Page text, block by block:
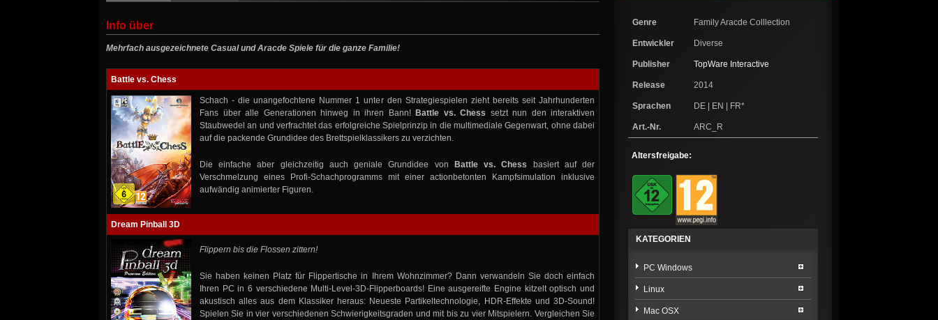
Info über
Mehrfach ausgezeichnete Casual und Aracde Spiele für die ganze Familie!
Battle vs. Chess
Schach - die unangefochtene Nummer 1 unter den Strategiespielen zieht bereits seit Jahrhunderten
Fans über alle Generationen hinweg in ihren Bann! Battle vs. Chess setzt nun den interaktiven
Staubwedel an und verfrachtet das erfolgreiche Spielprinzip in die multimediale Gegenwart, ohne dabei
auf die packende Grundidee des Brettspielklassikers zu verzichten.
Die einfache aber gleichzeitig auch geniale Grundidee von Battle vs. Chess basiert auf der
Verschmelzung eines Profi-Schachprogramms mit einer actionbetonten Kampfsimulation inklusive
aufwändig animierter Figuren.
Dream Pinball 3D
Flippern bis die Flossen zittern!
Sie haben keinen Platz für Flippertische in Ihrem Wohnzimmer? Dann verwandeln Sie doch einfach
Ihren PC in 6 verschiedene Multi-Level-3D-Flipperboards! Eine ausgereifte Engine kitzelt optisch und
akustisch alles aus dem Klassiker heraus: Neueste Partikeltechnologie, HDR-Effekte und 3D-Sound!
Spielen Sie in vier verschiedenen Schwierigkeitsgraden und mit bis zu vier Mitspielern. Vergleichen Sie
Genre Family Aracde Colllection
Entwickler Diverse
Publisher TopWare Interactive
Release 2014
Sprachen DE | EN | FR*
Art.-Nr. ARC_R
Altersfreigabe:
KATEGORIEN
PC Windows
Linux
Mac OSX